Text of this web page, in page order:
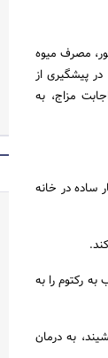
مصرف میوه
پیشگیری از
مزاج، به
ساده در خانه
رکتوم را به
گرم بنشیند، به درمان